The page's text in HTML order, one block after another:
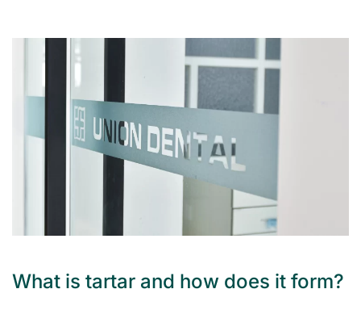
What is tartar and how does it form?